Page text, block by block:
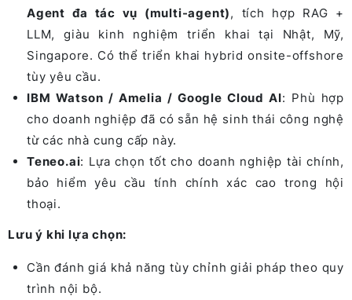
Agent đa tác vụ (multi-agent), tích hợp RAG +
LLM, giàu kinh nghiệm triển khai tại Nhật, Mỹ,
Singapore. Có thể triển khai hybrid onsite-offshore
tùy yêu cầu.
IBM Watson / Amelia / Google Cloud AI: Phù hợp
cho doanh nghiệp đã có sẵn hệ sinh thái công nghệ
từ các nhà cung cấp này.
Teneo.ai: Lựa chọn tốt cho doanh nghiệp tài chính,
bảo hiểm yêu cầu tính chính xác cao trong hội
thoại.
Lưu ý khi lựa chọn:
Cần đánh giá khả năng tùy chỉnh giải pháp theo quy
trình nội bộ.